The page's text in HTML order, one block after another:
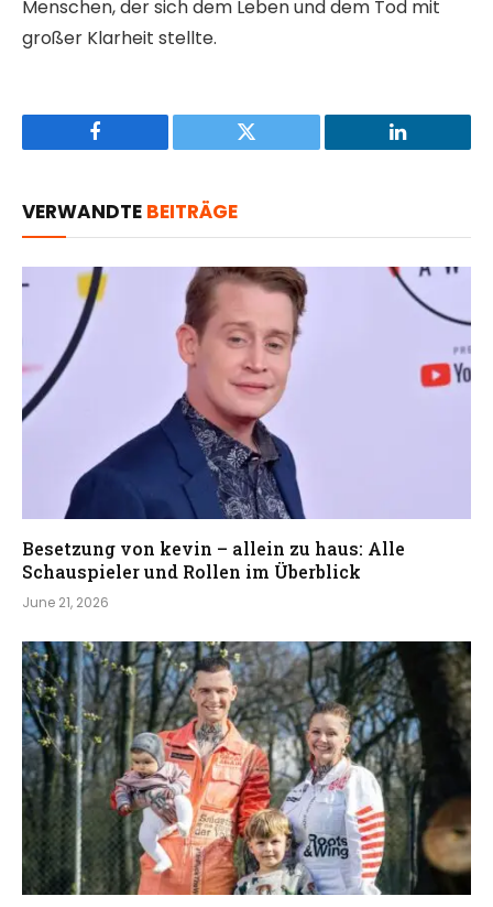
Menschen, der sich dem Leben und dem Tod mit
großer Klarheit stellte.
Facebook Twitter LinkedIn
VERWANDTE BEITRÄGE
Besetzung von kevin – allein zu haus: Alle
Schauspieler und Rollen im Überblick
June 21, 2026